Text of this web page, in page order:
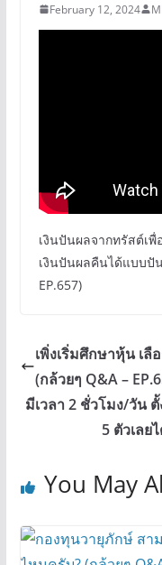
February 12, 2024
เงินปันผลจากทรัสต์เ
เงินปันผลคืนได้แบบปั
EP.657)
เพิ่งเริ่มศึกษาหุ้น เ
(กล้วยๆ Q&A –
มีเวลา 2 ชั่วโมง/วัน
5 ตัวเลย
You May